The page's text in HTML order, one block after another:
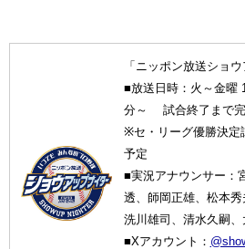
「ニッポン放送ショ
■放送日時：火～金曜
分～ 試合終了まで完
※セ・リーグ優勝決定
予定
■実況アナウンサー：
透、師岡正雄、松本秀
洗川雄司、清水久嗣、
■Xアカウント：